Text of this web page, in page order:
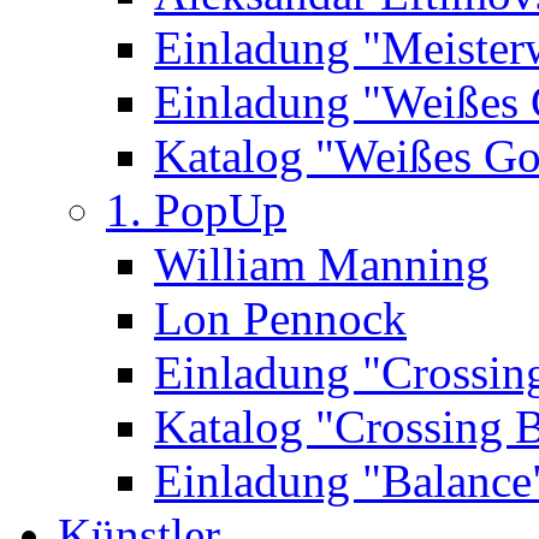
Einladung
Einladung "Weißes
Katalog "Weißes
1. PopUp
William Manning
Lon Pennock
Einladung
Katalog "Crossing
Einladung